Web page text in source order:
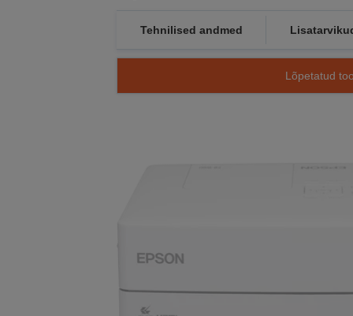
Tehnilised andmed
Lõpetatud